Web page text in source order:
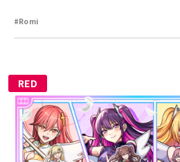
#Romi
RED